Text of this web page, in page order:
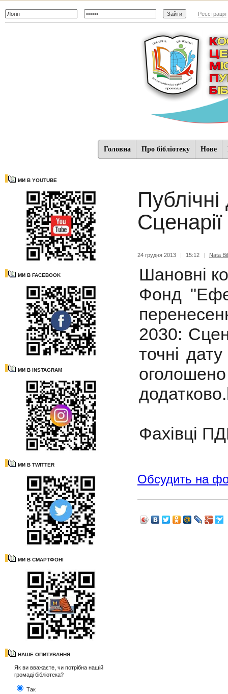
Реєстрація
Головна Про бібліотеку Нове
МИ В YOUTUBE
МИ В FACEBOOK
МИ В INSTAGRAM
МИ В TWITTER
МИ В СМАРТФОНІ
НАШЕ ОПИТУВАННЯ
Як ви вважаєте, чи потрібна нашій
громаді бібліотека?
Так
24 грудня 2013 | 15:12 | Nata
Шановні
Фонд
2030:
точні
оголошено
Фахівці
Обсудить на